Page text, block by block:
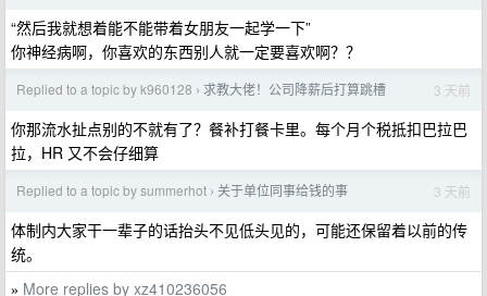
“然后我就想着能不能带着女朋友一起学一下”
你神经病啊，你喜欢的东西别人就一定要喜欢啊？？
Replied to a topic by k960128 › 求教大佬！公司降薪后打算跳槽 3 天前
你那流水扯点别的不就有了？餐补打餐卡里。每个月个税抵扣巴拉巴
拉，HR 又不会仔细算
Replied to a topic by summerhot › 关于单位同事给钱的事 3 天前
体制内大家干一辈子的话抬头不见低头见的，可能还保留着以前的传
统。
» More replies by xz410236056